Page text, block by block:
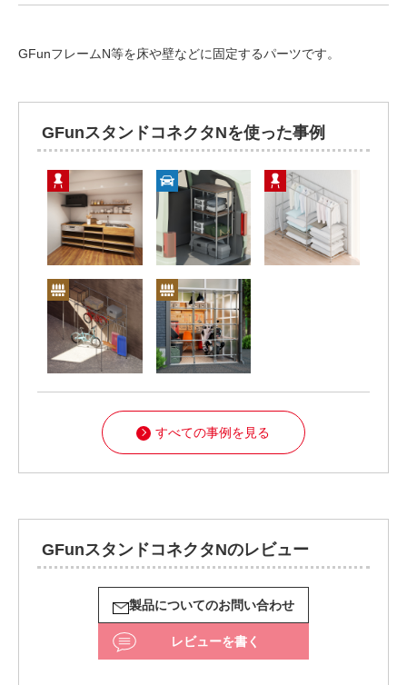
GFunフレームN等を床や壁などに固定するパーツです。
GFunスタンドコネクタNを使った事例
すべての事例を見る
GFunスタンドコネクタNのレビュー
製品についてのお問い合わせ
レビューを書く